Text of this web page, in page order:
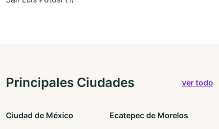
Principales Ciudades ver todo
Ciudad de México Ecatepec de Morelos